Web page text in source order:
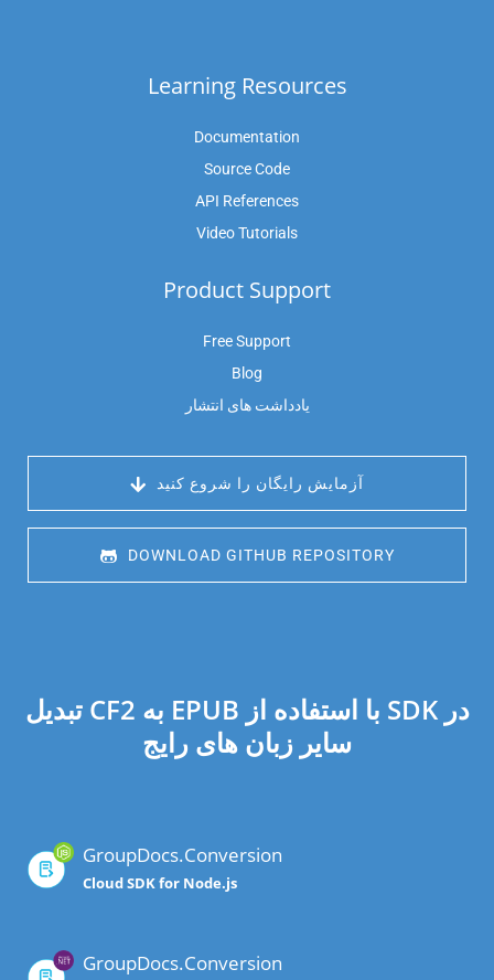
Learning Resources
Documentation
Source Code
API References
Video Tutorials
Product Support
Free Support
Blog
یادداشت های انتشار
آزمایش رایگان را شروع کنید
DOWNLOAD GITHUB REPOSITORY
تبدیل CF2 به EPUB با استفاده از SDK در
سایر زبان های رایج
GroupDocs.Conversion
Cloud SDK for Node.js
GroupDocs.Conversion